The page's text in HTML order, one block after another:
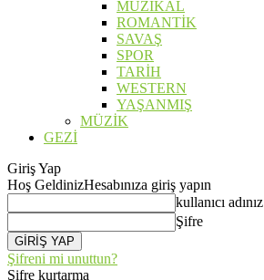
MÜZİKAL
ROMANTİK
SAVAŞ
SPOR
TARİH
WESTERN
YAŞANMIŞ
MÜZİK
GEZİ
Giriş Yap
Hoş GeldinizHesabınıza giriş yapın
kullanıcı adınız
Şifre
Şifreni mi unuttun?
Şifre kurtarma